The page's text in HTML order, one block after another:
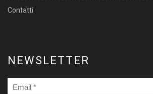
Contatti
NEWSLETTER